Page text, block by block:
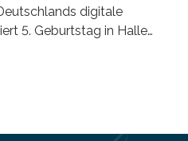
digitale
5. Geburtstag in Halle
in der